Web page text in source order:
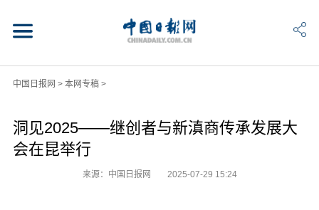
中国日报网 > 本网专稿>
洞见2025——继创者与新滇商传承发展大
会在昆举行
来源：中国日报网 2025-07-29 15:24